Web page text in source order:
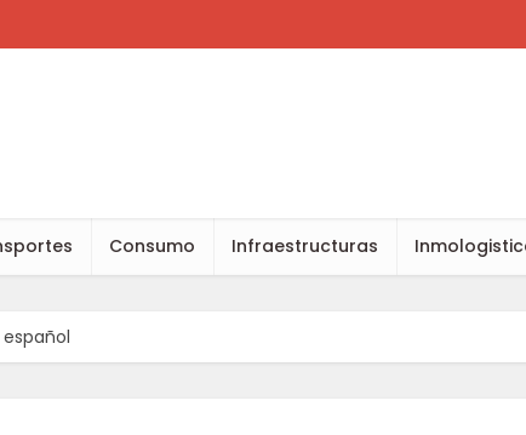
Consumo Infraestructuras